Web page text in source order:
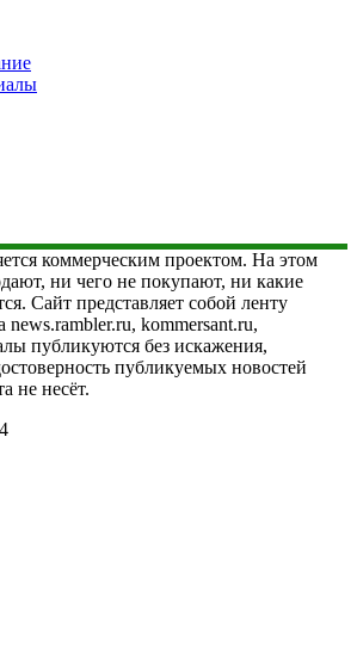
коммерческим проектом. На этом
ни чего не покупают, ни какие
Сайт представляет собой ленту
news.rambler.ru, kommersant.ru,
публикуются без искажения,
публикуемых новостей
не несёт.